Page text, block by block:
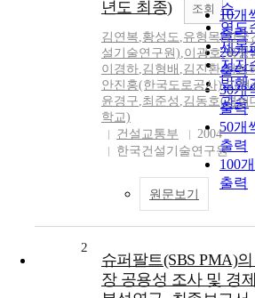
순
연도
제목
저자
발행
관순
10개
출력
20개
출력
30개
출력
50개
출력
100
출력
조회
년도 최종)
김연복,황성도,유형목(한국
설기술연구원),이광호,옥창
이경하,김형배 ,김진환,서정
안진홍(한국도로공사),이현
윤경구,최준성 ,김동호(경희
학교)
건설교통부
2004
한국건설기술연구원
원문보기
2
슈퍼팔트(SBS PMA)
장 공용성 조사 및 경